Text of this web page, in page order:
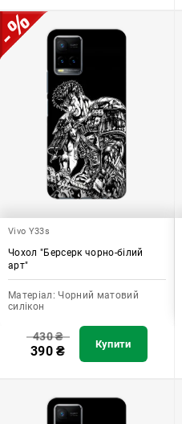
Vivo Y33s
Чохол "Берсерк чорно-білий
арт"
Матеріал: Чорний матовий
силікон
430₴
390₴ Купити